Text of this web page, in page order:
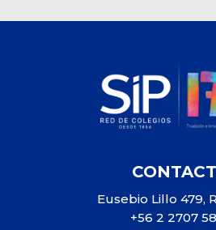
Eusebio Lillo 479,
+56 2 2707